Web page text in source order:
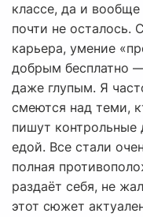
классе, да и
почти не осталось.
карьера, умение
добрым бесплатно
даже глупым. Я
смеются над теми,
пишут контрольные
едой. Все стали
полная
раздаёт себя, не
этот сюжет